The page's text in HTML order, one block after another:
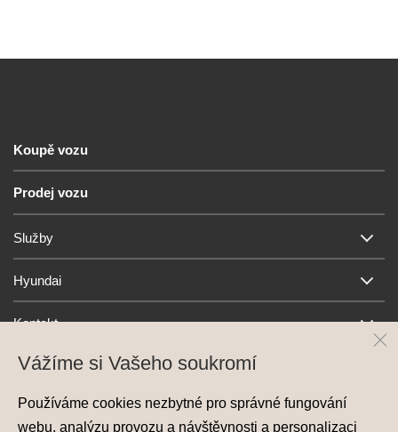
Koupě vozu
Prodej vozu
Služby
Hyundai
Kontakt
Vážíme si Vašeho soukromí
Používáme cookies nezbytné pro správné fungování
webu, analýzu provozu a návštěvnosti a personalizaci